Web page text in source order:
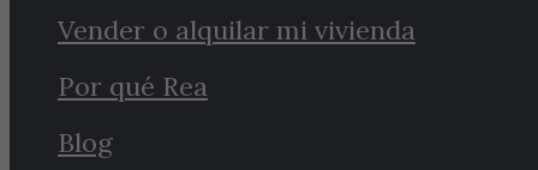
Vender o alquilar mi vivienda
Por qué Rea
Blog